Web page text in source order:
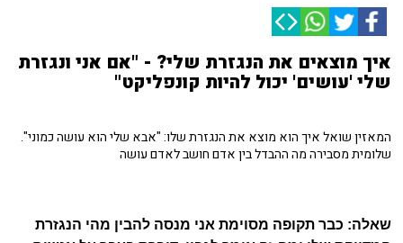
איך מוצאים את הנגזרת שלי? - "אם אני ונגזרת
שלי 'עושים' יכול להיות קונפליקט"
המאזין שואל איך הוא מוצא את הנגזרת שלו: "אבא שלי הוא עושה כמוני".
שלומית מסבירה מה ההבדל בין אדם חושב לאדם עושה
שאלה: כבר תקופה מסוימת אני מנסה להבין מהי הנגזרת